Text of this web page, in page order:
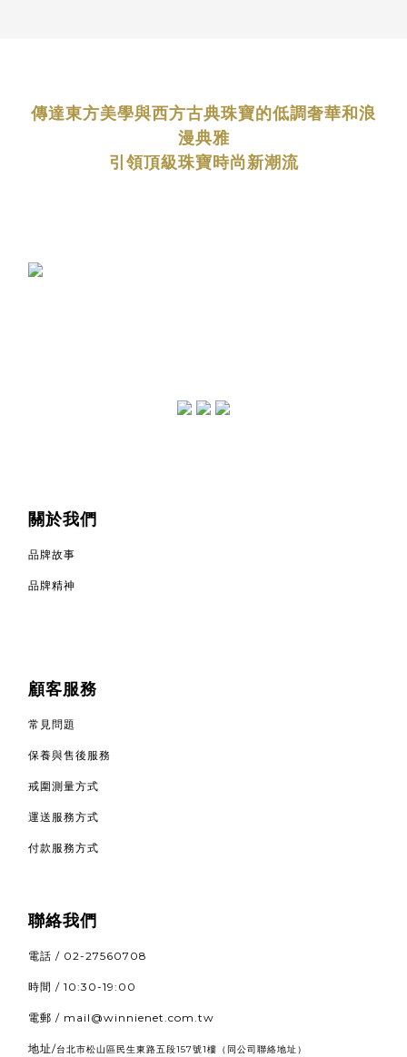
傳達東方美學與西方古典珠寶的低調奢華和浪
漫典雅
引領頂級珠寶時尚新潮流
關於我們
品牌故事
品牌精神
顧客服務
常見問題
保養與售後服務
戒圍測量方式
運送服務方式
付款服務方式
聯絡我們
電話 / 02-27560708
時間 / 10:30-19:00
電郵 / mail@winnienet.com.tw
地址/台北市松山區民生東路五段157號1樓 （同公司聯絡地址）